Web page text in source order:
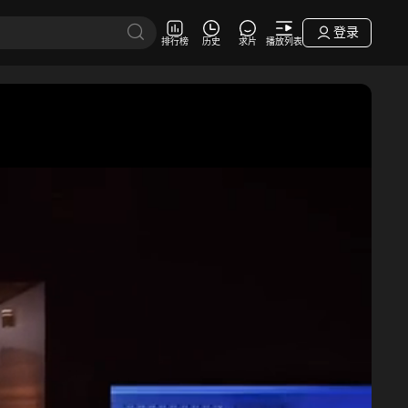
排行榜 历史 求片 播放列表
登录